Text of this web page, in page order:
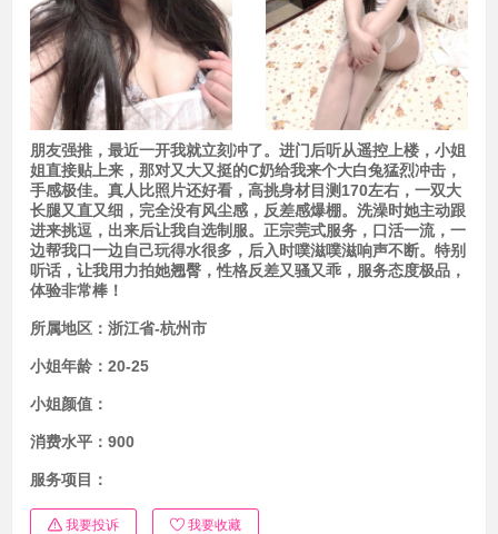
朋友强推，最近一开我就立刻冲了。进门后听从遥控上楼，小姐
姐直接贴上来，那对又大又挺的C奶给我来个大白兔猛烈冲击，
手感极佳。真人比照片还好看，高挑身材目测170左右，一双大
长腿又直又细，完全没有风尘感，反差感爆棚。洗澡时她主动跟
进来挑逗，出来后让我自选制服。正宗莞式服务，口活一流，一
边帮我口一边自己玩得水很多，后入时噗滋噗滋响声不断。特别
听话，让我用力拍她翘臀，性格反差又骚又乖，服务态度极品，
体验非常棒！
所属地区： 浙江省-杭州市
小姐年龄： 20-25
小姐颜值：
消费水平： 900
服务项目：
我要投诉 我要收藏